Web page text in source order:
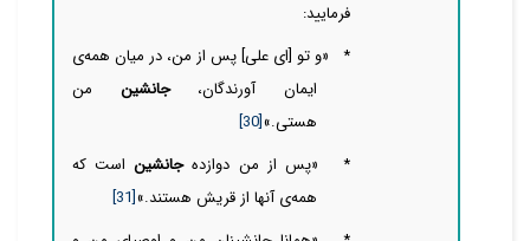
فرمایید:
* «و تو [ای علی] پس از من، در میان همه‌ی
ایمان آورندگان،جانشین من
هستی.»[30]
*
«پس از من دوازدهجانشیناست که
همه‌ی آنها از قریش هستند.»[31]